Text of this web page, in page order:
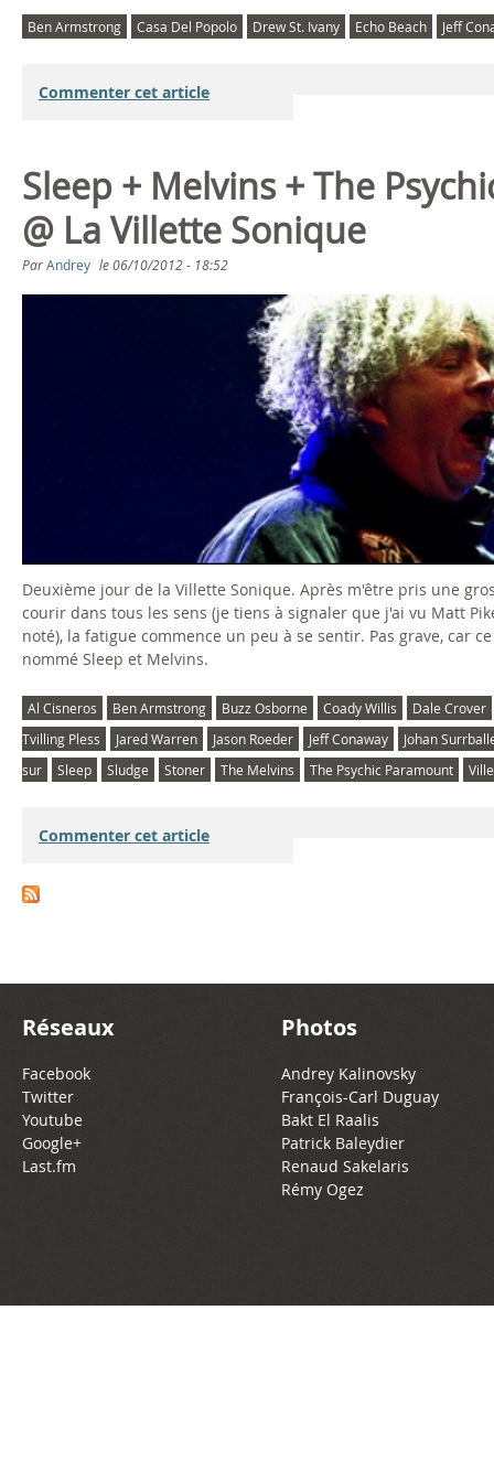
Ben Armstrong Casa Del Popolo Drew St. Ivany Echo Beach Jeff
Commenter cet article
Sleep + Melvins + The
@ La Villette Sonique
ParAndrey le06/10/2012 - 18:52
Deuxième jour de la Villette Sonique. Après m'être pris une
courir dans tous les sens (je tiens à signaler que j'ai vu Matt
noté), la fatigue commence un peu à se sentir. Pas grave, car
nommé Sleep et Melvins.
Al Cisneros Ben Armstrong Buzz Osborne Coady Willis
Dale Crover
Tvilling Pless
Jared Warren Jason Roeder Jeff Conaway
Johan
sur
Sleep Sludge Stoner The Melvins The Psychic Paramount
Commenter cet article
Réseaux
Facebook
Twitter
Youtube
Google+
Last.fm
Photos
Andrey Kalinovsky
François-Carl Duguay
Bakt El Raalis
Patrick Baleydier
Renaud Sakelaris
Rémy Ogez